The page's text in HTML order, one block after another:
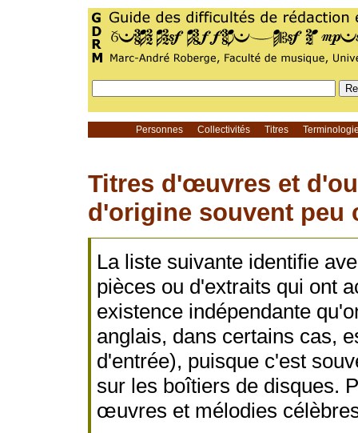
Personnes Collectivités Titres
Titres d'œuvres et
d'origine souvent peu
La liste suivante identifie
pièces ou d'extraits qui ont
existence indépendante
anglais, dans certains cas,
d'entrée), puisque c'est
sur les boîtiers de disques.
œuvres et mélodies